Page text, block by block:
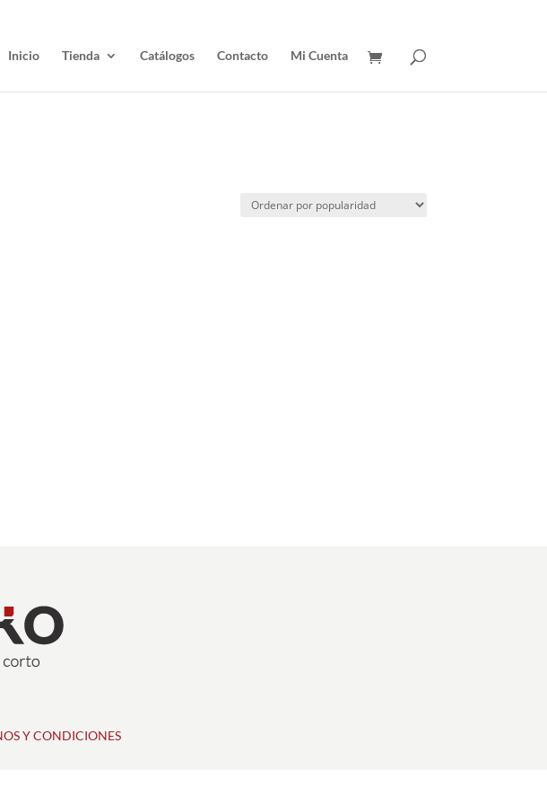
Inicio Tienda Catálogos Contacto Mi Cuenta
Y CONDICIONES